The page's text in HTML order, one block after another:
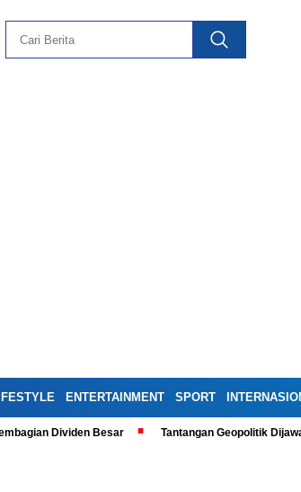
ENTERTAINMENT SPORT
Dividen Besar Tantangan Geopolitik